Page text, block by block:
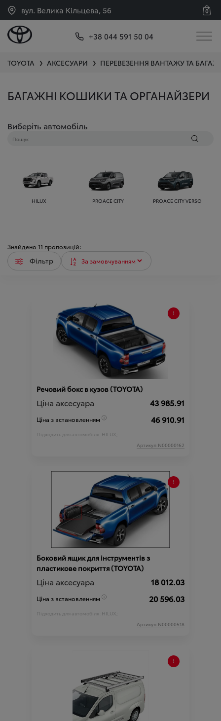
вул. Велика Кільцева, 56 0
+38 044 591 50 04
TOYOTA ❯ АКСЕСУАРИ ❯ ПЕРЕВЕЗЕННЯ ВАНТАЖУ ТА
БАГАЖНІ КОШИКИ ТА ОРГАНАЙЗЕРИ
Виберіть автомобіль
HILUX PROACE CITY PROACE CITY VERSO
Знайдено 11 пропозицій:
Фільтр
Речовий бокс в кузов (TOYOTA)
Ціна аксесуара 43 985.91
Ціна з встановленням 46 910.91
Підходить для автомобіля :HILUX;
Артикул:N00000162
Боковий ящик для інструментів з
пластикове покриття (TOYOTA)
Ціна аксесуара 18 012.03
Ціна з встановленням 20 596.03
Підходить для автомобіля :HILUX;
Артикул:N00000518